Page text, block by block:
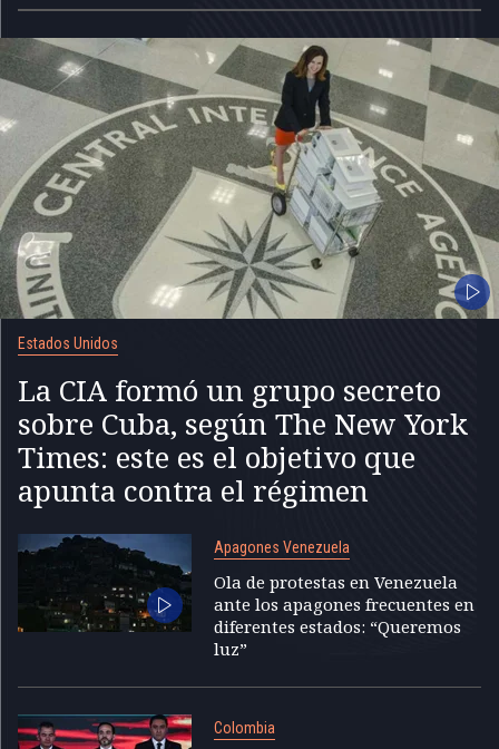
Estados Unidos
La CIA formó un grupo secreto
sobre Cuba, según The New York
Times: este es el objetivo que
apunta contra el régimen
Apagones Venezuela
Ola de protestas en Venezuela
ante los apagones frecuentes en
diferentes estados: “Queremos
luz”
Colombia